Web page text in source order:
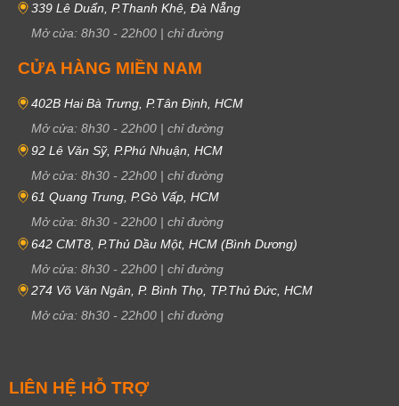
339 Lê Duẩn, P.Thanh Khê, Đà Nẵng
Mở cửa: 8h30 - 22h00 | chỉ đường
CỬA HÀNG MIỀN NAM
402B Hai Bà Trưng, P.Tân Định, HCM
Mở cửa: 8h30 - 22h00 | chỉ đường
92 Lê Văn Sỹ, P.Phú Nhuận, HCM
Mở cửa: 8h30 - 22h00 | chỉ đường
61 Quang Trung, P.Gò Vấp, HCM
Mở cửa: 8h30 - 22h00 | chỉ đường
642 CMT8, P.Thủ Dầu Một, HCM (Bình Dương)
Mở cửa: 8h30 - 22h00 | chỉ đường
274 Võ Văn Ngân, P. Bình Thọ, TP.Thủ Đức, HCM
Mở cửa: 8h30 - 22h00 | chỉ đường
LIÊN HỆ HỖ TRỢ